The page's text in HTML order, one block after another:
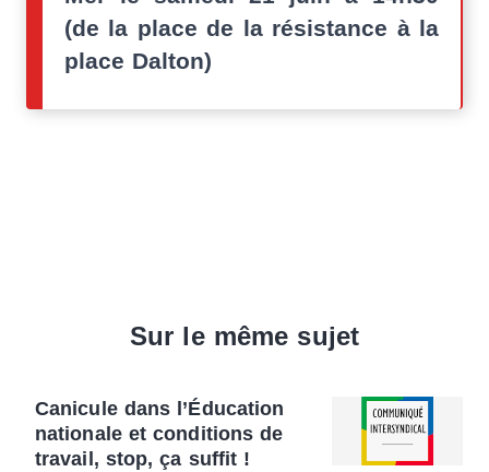
(de la place de la résistance à la
place Dalton)
Sur le même sujet
Canicule dans l’Éducation
nationale et conditions de
travail, stop, ça suffit !